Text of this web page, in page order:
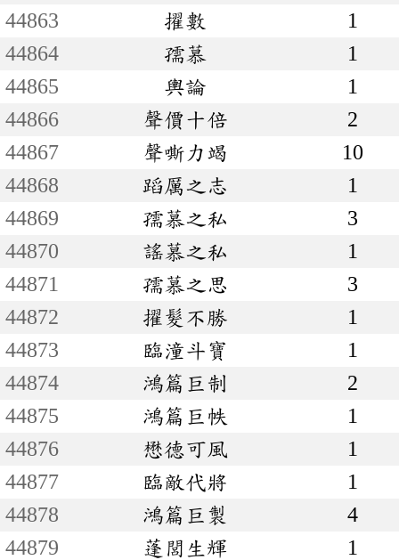
44863
擢數
1
44864
孺慕
1
44865
輿論
1
44866
聲價十倍
2
44867
聲嘶力竭
10
44868
蹈厲之志
1
44869
孺慕之私
3
44870
謠慕之私
1
44871
孺慕之思
3
44872
擢髮不勝
1
44873
臨潼斗寶
1
44874
鴻篇巨制
2
44875
鴻篇巨帙
1
44876
懋德可風
1
44877
臨敵代將
1
44878
鴻篇巨製
4
44879
蓬閭生輝
1